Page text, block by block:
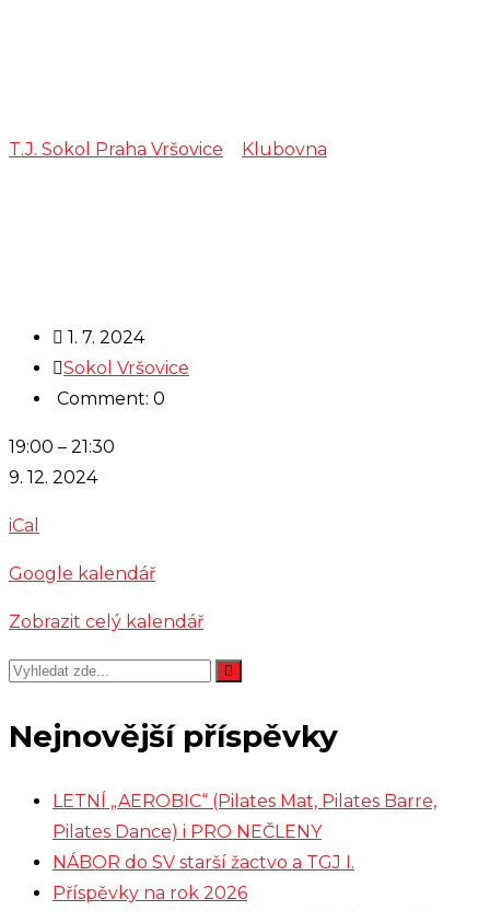
T.J. Sokol Praha Vršovice Klubovna
1. 7. 2024
Sokol Vršovice
Comment: 0
Zkouška
-
Trnka
19:00 – 21:30
9. 12. 2024
iCal
Google kalendář
Zobrazit celý kalendář
Nejnovější příspěvky
LETNÍ „AEROBIC“ (Pilates Mat, Pilates Barre,
Pilates Dance) i PRO NEČLENY
NÁBOR do SV starší žactvo a TGJ I.
Příspěvky na rok 2026